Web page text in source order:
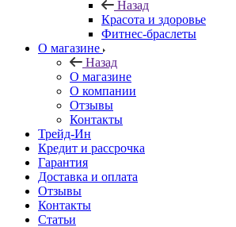
Назад
Красота и здоровье
Фитнес-браслеты
О магазине
Назад
О магазине
О компании
Отзывы
Контакты
Трейд-Ин
Кредит и рассрочка
Гарантия
Доставка и оплата
Отзывы
Контакты
Статьи